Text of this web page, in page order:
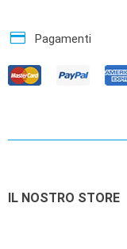
credit_card Pagamenti
IL NOSTRO STORE